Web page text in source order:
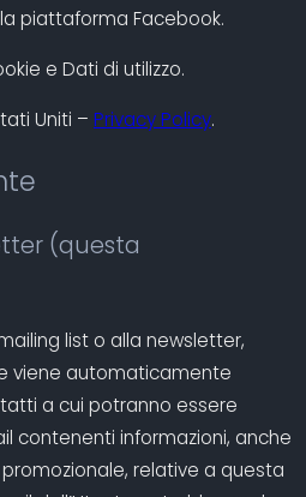
piattaforma Facebook.
e Dati di utilizzo.
Uniti – Privacy Policy.
(questa
list o alla newsletter,
viene automaticamente
a cui potranno essere
contenenti informazioni, anche
relative a questa